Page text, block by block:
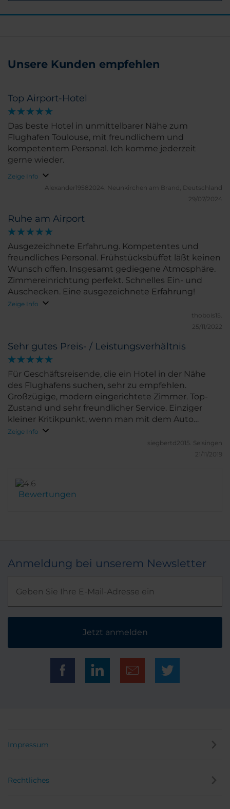
Unsere Kunden empfehlen
Top Airport-Hotel
Das beste Hotel in unmittelbarer Nähe zum
Flughafen Toulouse, mit freundlichem und
kompetentem Personal. Ich komme jederzeit
gerne wieder.
Zeige Info
Alexander19582024. Neunkirchen am Brand, Deutschland
29/07/2024
Ruhe am Airport
Ausgezeichnete Erfahrung. Kompetentes und
freundliches Personal. Frühstücksbüffet läßt keinen
Wunsch offen. Insgesamt gediegene Atmosphäre.
Zimmereinrichtung perfekt. Schnelles Ein- und
Auschecken. Eine ausgezeichnete Erfahrung!
Zeige Info
thobois15.
25/11/2022
Sehr gutes Preis- / Leistungsverhältnis
Für Geschäftsreisende, die ein Hotel in der Nähe
des Flughafens suchen, sehr zu empfehlen.
Großzügige, modern eingerichtete Zimmer. Top-
Zustand und sehr freundlicher Service. Einziger
kleiner Kritikpunkt, wenn man mit dem Auto
anreist. Die Einfahrt zum Hotel ist für jemanden, der
sich nicht allzu gut in Toulouse auskennt, nicht so
Zeige Info
siegbertd2015. Selsingen
21/11/2019
Bewertungen
Anmeldung bei unserem Newsletter
Jetzt anmelden
Impressum
Rechtliches